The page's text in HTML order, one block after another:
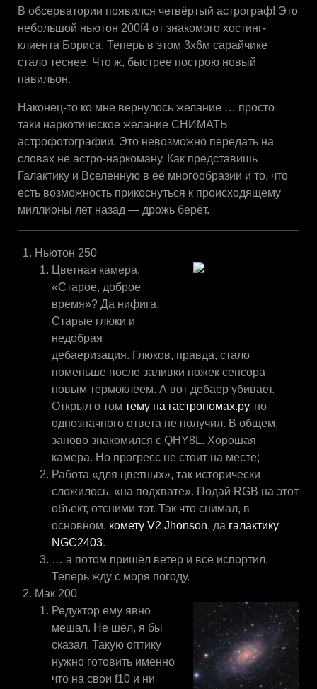
В обсерватории появился четвёртый астрограф! Это
небольшой ньютон 200f4 от знакомого хостинг-
клиента Бориса. Теперь в этом 3х6м сарайчике
стало теснее. Что ж, быстрее построю новый
павильон.
Наконец-то ко мне вернулось желание … просто
таки наркотическое желание СНИМАТЬ
астрофотографии. Это невозможно передать на
словах не астро-наркоману. Как представишь
Галактику и Вселенную в её многообразии и то, что
есть возможность прикоснуться к происходящему
миллионы лет назад — дрожь берёт.
Ньютон 250
Цветная камера.
«Старое, доброе
время»? Да нифига.
Старые глюки и
недобрая
дебаеризация. Глюков, правда, стало
поменьше после заливки ножек сенсора
новым термоклеем. А вот дебаер убивает.
Открыл о том тему на гастрономах.ру, но
однозначного ответа не получил. В общем,
заново знакомился с QHY8L. Хорошая
камера. Но прогресс не стоит на месте;
Работа «для цветных», так исторически
сложилось, «на подхвате». Подай RGB на этот
объект, отсними тот. Так что снимал, в
основном, комету V2 Jhonson, да галактику
NGC2403.
… а потом пришёл ветер и всё испортил.
Теперь жду с моря погоду.
Мак 200
Редуктор ему явно
мешал. Не шёл, я бы
сказал. Такую оптику
нужно готовить именно
что на свои f10 и ни